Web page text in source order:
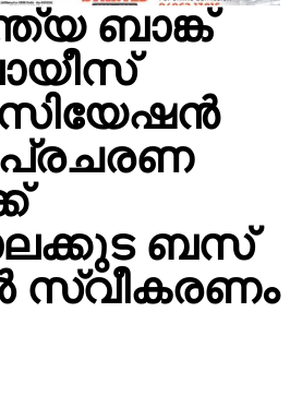
ബാങ്ക്
ബസ്
സ്വീകരണം